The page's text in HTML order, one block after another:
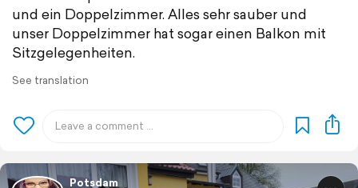
und ein Doppelzimmer. Alles sehr sauber und
unser Doppelzimmer hat sogar einen Balkon mit
Sitzgelegenheiten.
See translation
Potsdam